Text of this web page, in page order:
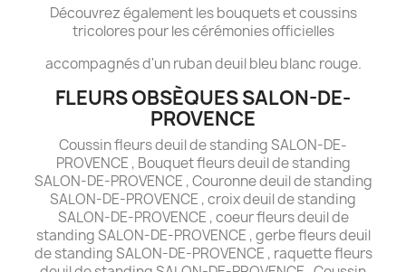
Découvrez également les bouquets et coussins
tricolores pour les cérémonies officielles
accompagnés d'un ruban deuil bleu blanc rouge.
FLEURS OBSÈQUES SALON-DE-
PROVENCE
Coussin fleurs deuil de standing SALON-DE-
PROVENCE , Bouquet fleurs deuil de standing
SALON-DE-PROVENCE , Couronne deuil de standing
SALON-DE-PROVENCE , croix deuil de standing
SALON-DE-PROVENCE , coeur fleurs deuil de
standing SALON-DE-PROVENCE , gerbe fleurs deuil
de standing SALON-DE-PROVENCE , raquette fleurs